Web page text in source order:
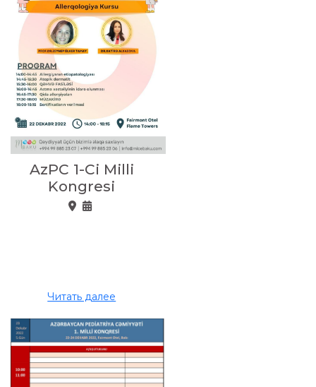
AzPC 1-Ci Milli
Kongresi
Читать далее